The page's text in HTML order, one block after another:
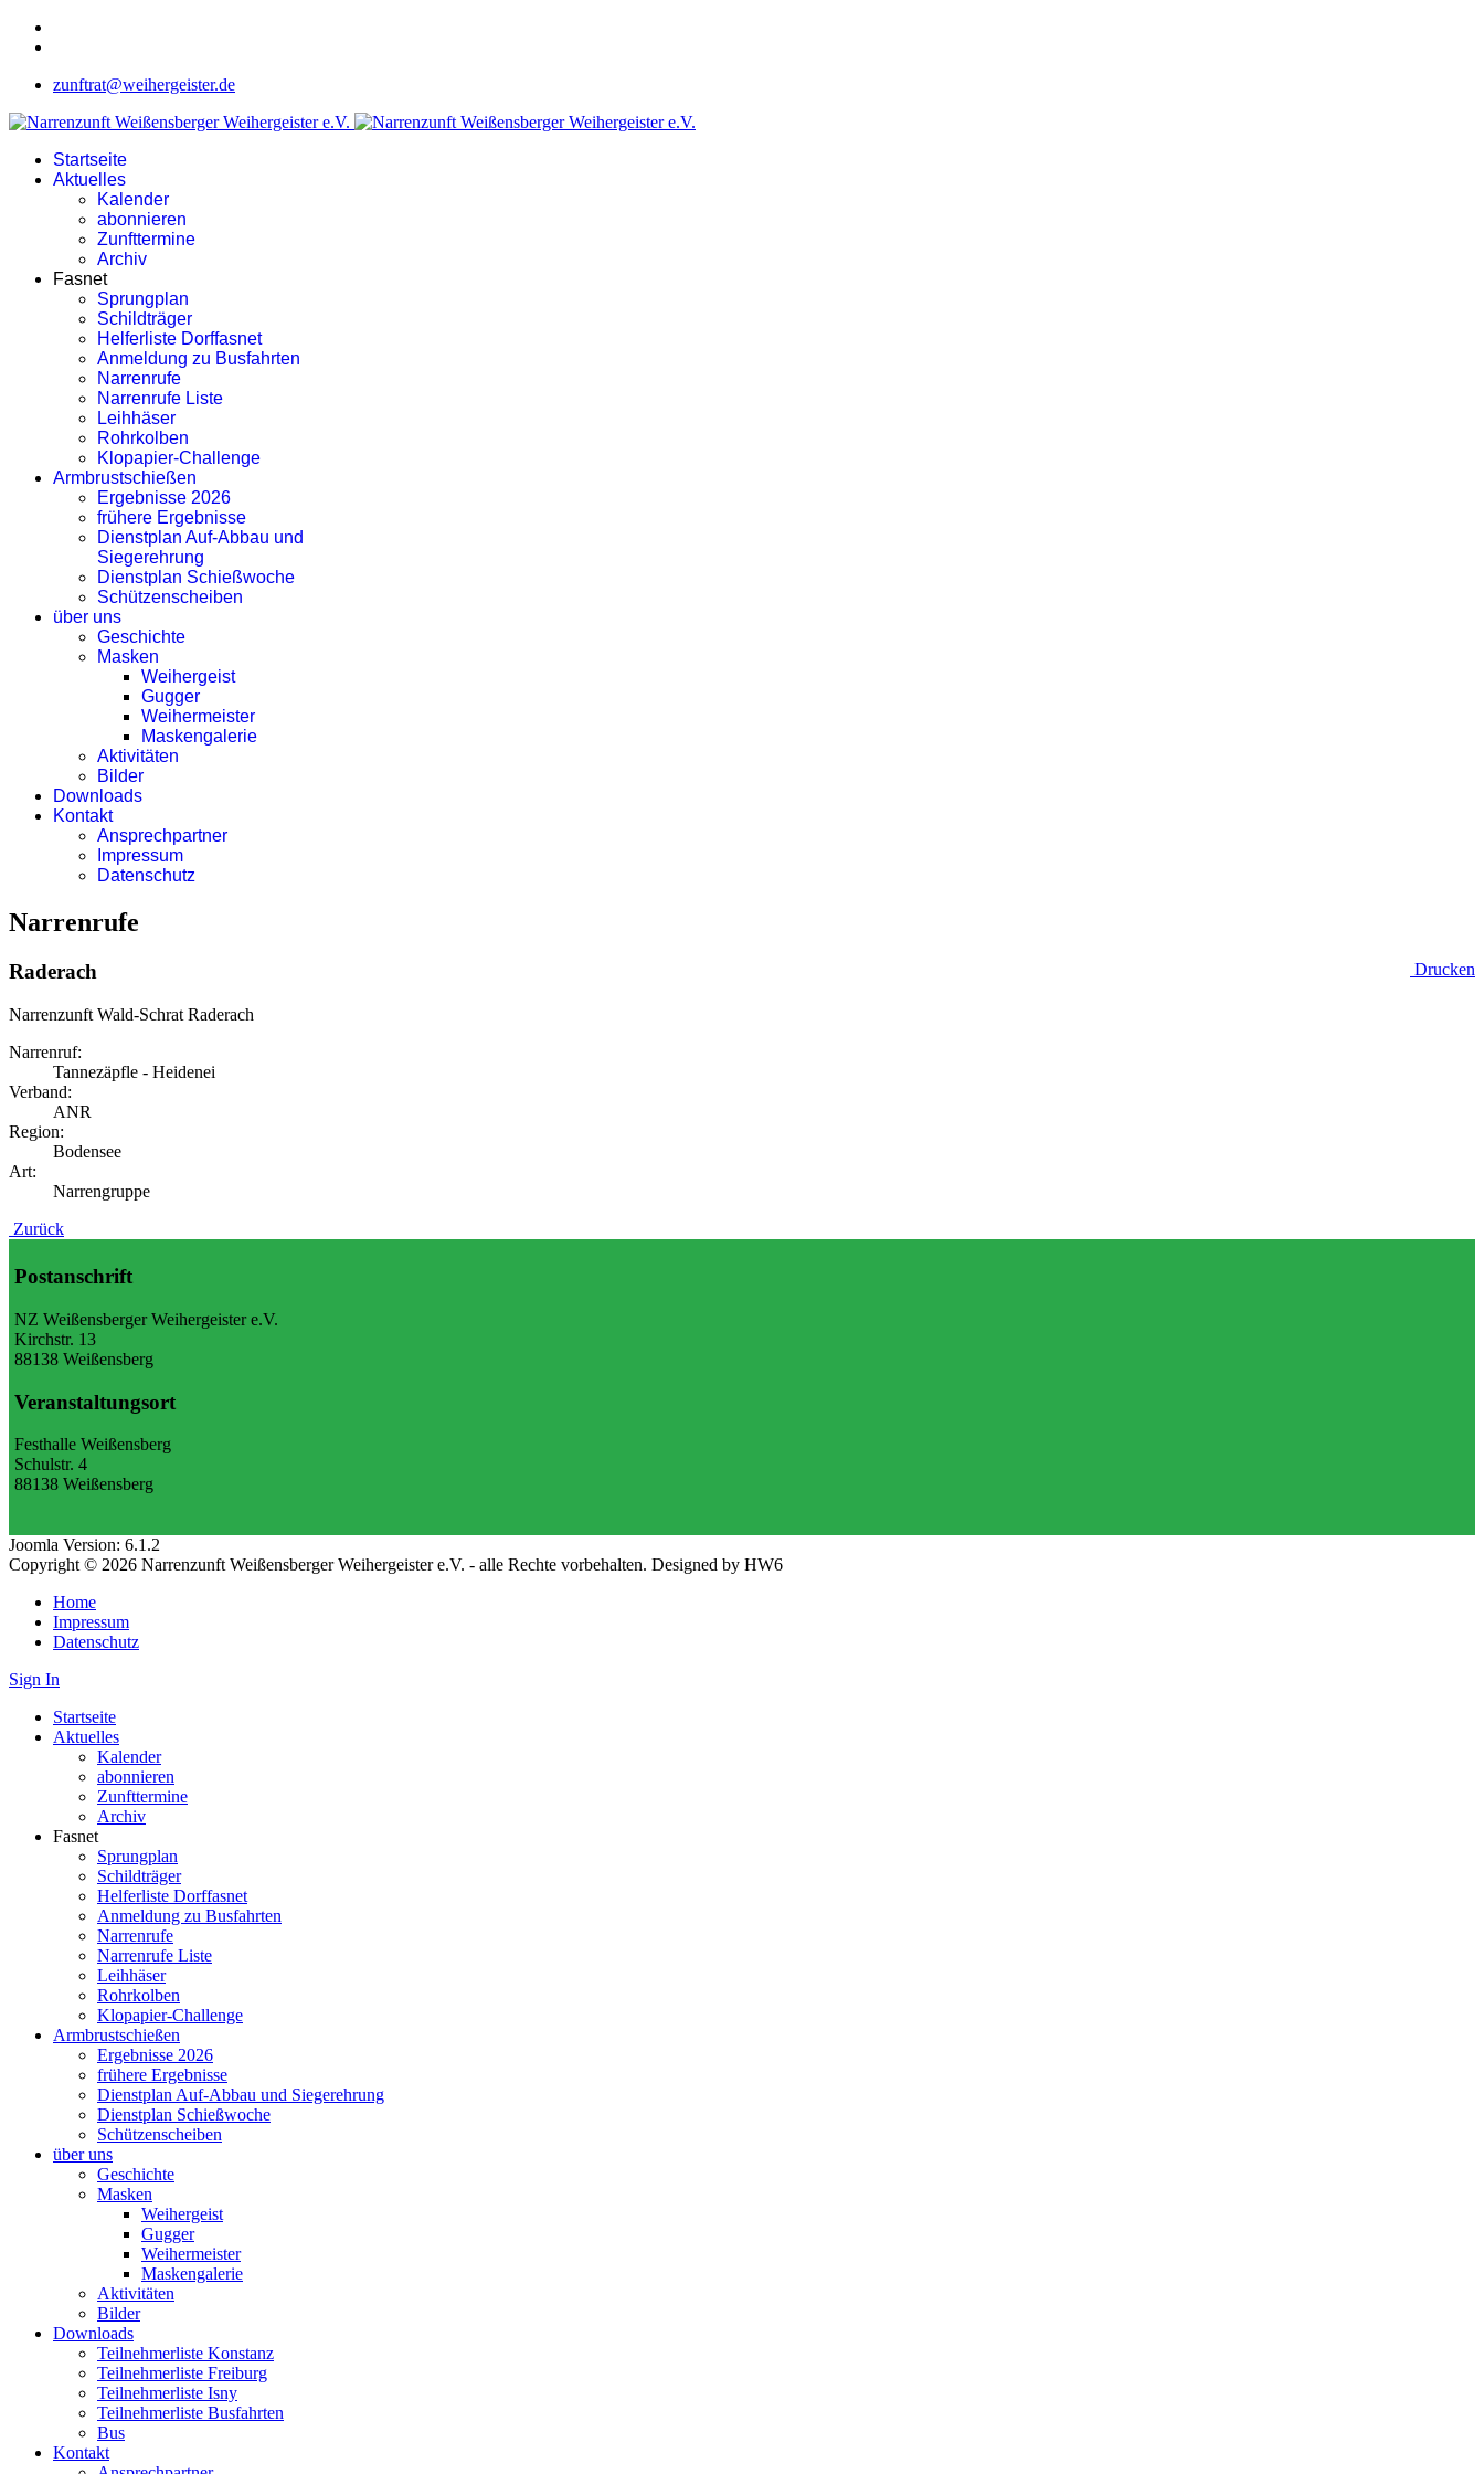
zunftrat@weihergeister.de
Startseite
Aktuelles
Kalender
abonnieren
Zunfttermine
Archiv
Fasnet
Sprungplan
Schildträger
Helferliste Dorffasnet
Anmeldung zu Busfahrten
Narrenrufe
Narrenrufe Liste
Leihhäser
Rohrkolben
Klopapier-Challenge
Armbrustschießen
Ergebnisse 2026
frühere Ergebnisse
Dienstplan Auf-Abbau und
Siegerehrung
Dienstplan Schießwoche
Schützenscheiben
über uns
Geschichte
Masken
Weihergeist
Gugger
Weihermeister
Maskengalerie
Aktivitäten
Bilder
Downloads
Kontakt
Ansprechpartner
Impressum
Datenschutz
Narrenrufe
Drucken
Raderach
Narrenzunft Wald-Schrat Raderach
Narrenruf:
Tannezäpfle - Heidenei
Verband:
ANR
Region:
Bodensee
Art:
Narrengruppe
Zurück
Postanschrift
NZ Weißensberger Weihergeister e.V.
Kirchstr. 13
88138 Weißensberg
Veranstaltungsort
Festhalle Weißensberg
Schulstr. 4
88138 Weißensberg
Joomla Version: 6.1.2
Copyright © 2026 Narrenzunft Weißensberger Weihergeister e.V. - alle Rechte vorbehalten. Designed by HW6
Home
Impressum
Datenschutz
Sign In
Startseite
Aktuelles
Kalender
abonnieren
Zunfttermine
Archiv
Fasnet
Sprungplan
Schildträger
Helferliste Dorffasnet
Anmeldung zu Busfahrten
Narrenrufe
Narrenrufe Liste
Leihhäser
Rohrkolben
Klopapier-Challenge
Armbrustschießen
Ergebnisse 2026
frühere Ergebnisse
Dienstplan Auf-Abbau und Siegerehrung
Dienstplan Schießwoche
Schützenscheiben
über uns
Geschichte
Masken
Weihergeist
Gugger
Weihermeister
Maskengalerie
Aktivitäten
Bilder
Downloads
Teilnehmerliste Konstanz
Teilnehmerliste Freiburg
Teilnehmerliste Isny
Teilnehmerliste Busfahrten
Bus
Kontakt